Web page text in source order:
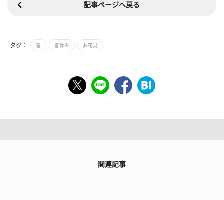
記事ページへ戻る
タグ： 春 春休み お花見
関連記事